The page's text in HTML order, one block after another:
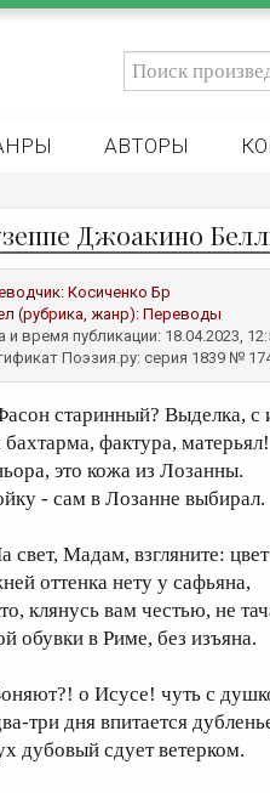
АВТОРЫ
Джоакино
Косиченко Бр
(рубрика, жанр):Переводы
и время публикации: 18.04.2023,
Поэзия.ру: серия 1839 №
старинный? Выделка, с
бахтарма, фактура, матерьял!
это кожа из Лозанны.
- сам в Лозанне выбирал.
свет, Мадам, взгляните:
оттенка нету у сафьяна,
клянусь вам честью, не
обувки в Риме, без
о Исусе! чуть с
три дня впитается
дубовый сдует ветерком.